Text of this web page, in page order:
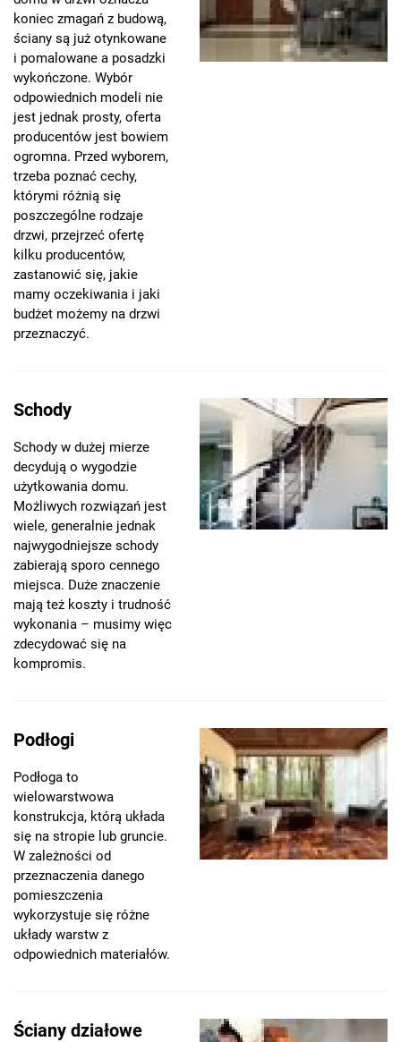
koniec zmagań z budową,
ściany są już otynkowane
i pomalowane a posadzki
wykończone. Wybór
odpowiednich modeli nie
jest jednak prosty, oferta
producentów jest bowiem
ogromna. Przed wyborem,
trzeba poznać cechy,
którymi różnią się
poszczególne rodzaje
drzwi, przejrzeć ofertę
kilku producentów,
zastanowić się, jakie
mamy oczekiwania i jaki
budżet możemy na drzwi
przeznaczyć.
Schody
Schody w dużej mierze
decydują o wygodzie
użytkowania domu.
Możliwych rozwiązań jest
wiele, generalnie jednak
najwygodniejsze schody
zabierają sporo cennego
miejsca. Duże znaczenie
mają też koszty i trudność
wykonania – musimy więc
zdecydować się na
kompromis.
Podłogi
Podłoga to
wielowarstwowa
konstrukcja, którą układa
się na stropie lub gruncie.
W zależności od
przeznaczenia danego
pomieszczenia
wykorzystuje się różne
układy warstw z
odpowiednich materiałów.
Ściany działowe